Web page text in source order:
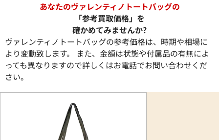
あなたのヴァレンティノトートバッグの
「参考買取価格」を
確かめてみませんか?
ヴァレンティノトートバッグの参考価格は、時期や相場に
より変動致します。 また、金額は状態や付属品の有無によ
っても異なりますので詳しくはお電話でお問い合わせくだ
さい。